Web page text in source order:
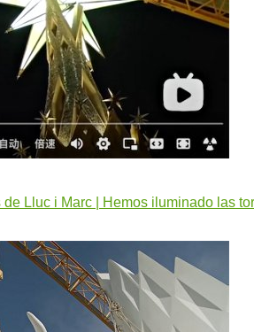
Lluc i Marc | Hemos iluminado las